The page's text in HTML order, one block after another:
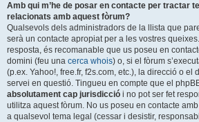
Amb qui m’he de posar en contacte per tractar
relacionats amb aquest fòrum?
Qualsevols dels administradors de la llista que
serà un contacte apropiat per a les vostres
resposta, és recomanable que us poseu en
domini (feu una cerca whois) o, si el fòrum
(p.ex. Yahoo!, free.fr, f2s.com, etc.), la direcció o el
servei en questió. Tingueu en compte que el
absolutament cap jurisdicció i no pot ser fet
utilitza aquest fòrum. No us poseu en contacte
a qualsevol tema legal (cessar i desistir,